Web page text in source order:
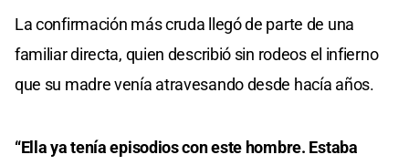
La confirmación más cruda llegó de parte de una
familiar directa, quien describió sin rodeos el infierno
que su madre venía atravesando desde hacía años.
“Ella ya tenía episodios con este hombre. Estaba